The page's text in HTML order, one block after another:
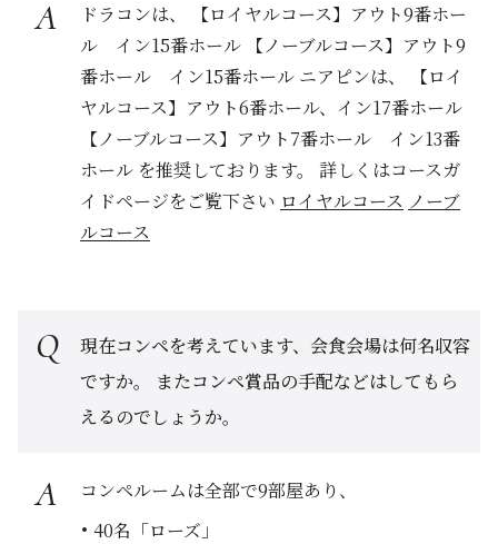
ドラコンは、 【ロイヤルコース】アウト9番ホー
ル イン15番ホール 【ノーブルコース】アウト9
番ホール イン15番ホール ニアピンは、 【ロイ
ヤルコース】アウト6番ホール、イン17番ホール
【ノーブルコース】アウト7番ホール イン13番
ホール を推奨しております。 詳しくはコースガ
イドページをご覧下さい ロイヤルコース ノーブ
ルコース
現在コンペを考えています、会食会場は何名収容
ですか。 またコンペ賞品の手配などはしてもら
えるのでしょうか。
コンペルームは全部で9部屋あり、
40名「ローズ」